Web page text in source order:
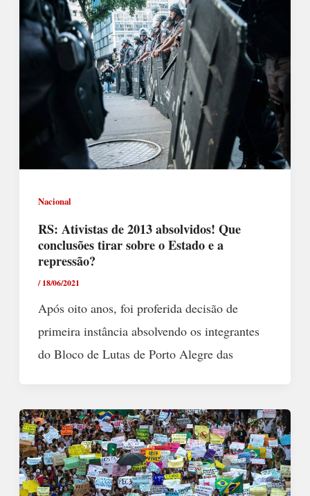
Nacional
RS: Ativistas de 2013 absolvidos! Que
conclusões tirar sobre o Estado e a
repressão?
/18/06/2021
Após oito anos, foi proferida decisão de
primeira instância absolvendo os integrantes
do Bloco de Lutas de Porto Alegre das